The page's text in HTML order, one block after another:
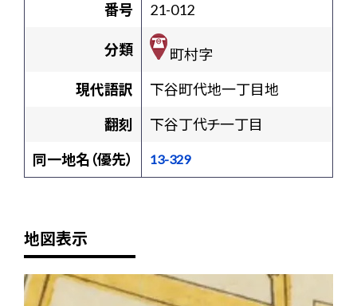
番号
21-012
分類
町村字
現代語訳
下谷町代地一丁目地
翻刻
下谷丁代チ一丁目
同一地名（優先）
13-329
地図表示
+